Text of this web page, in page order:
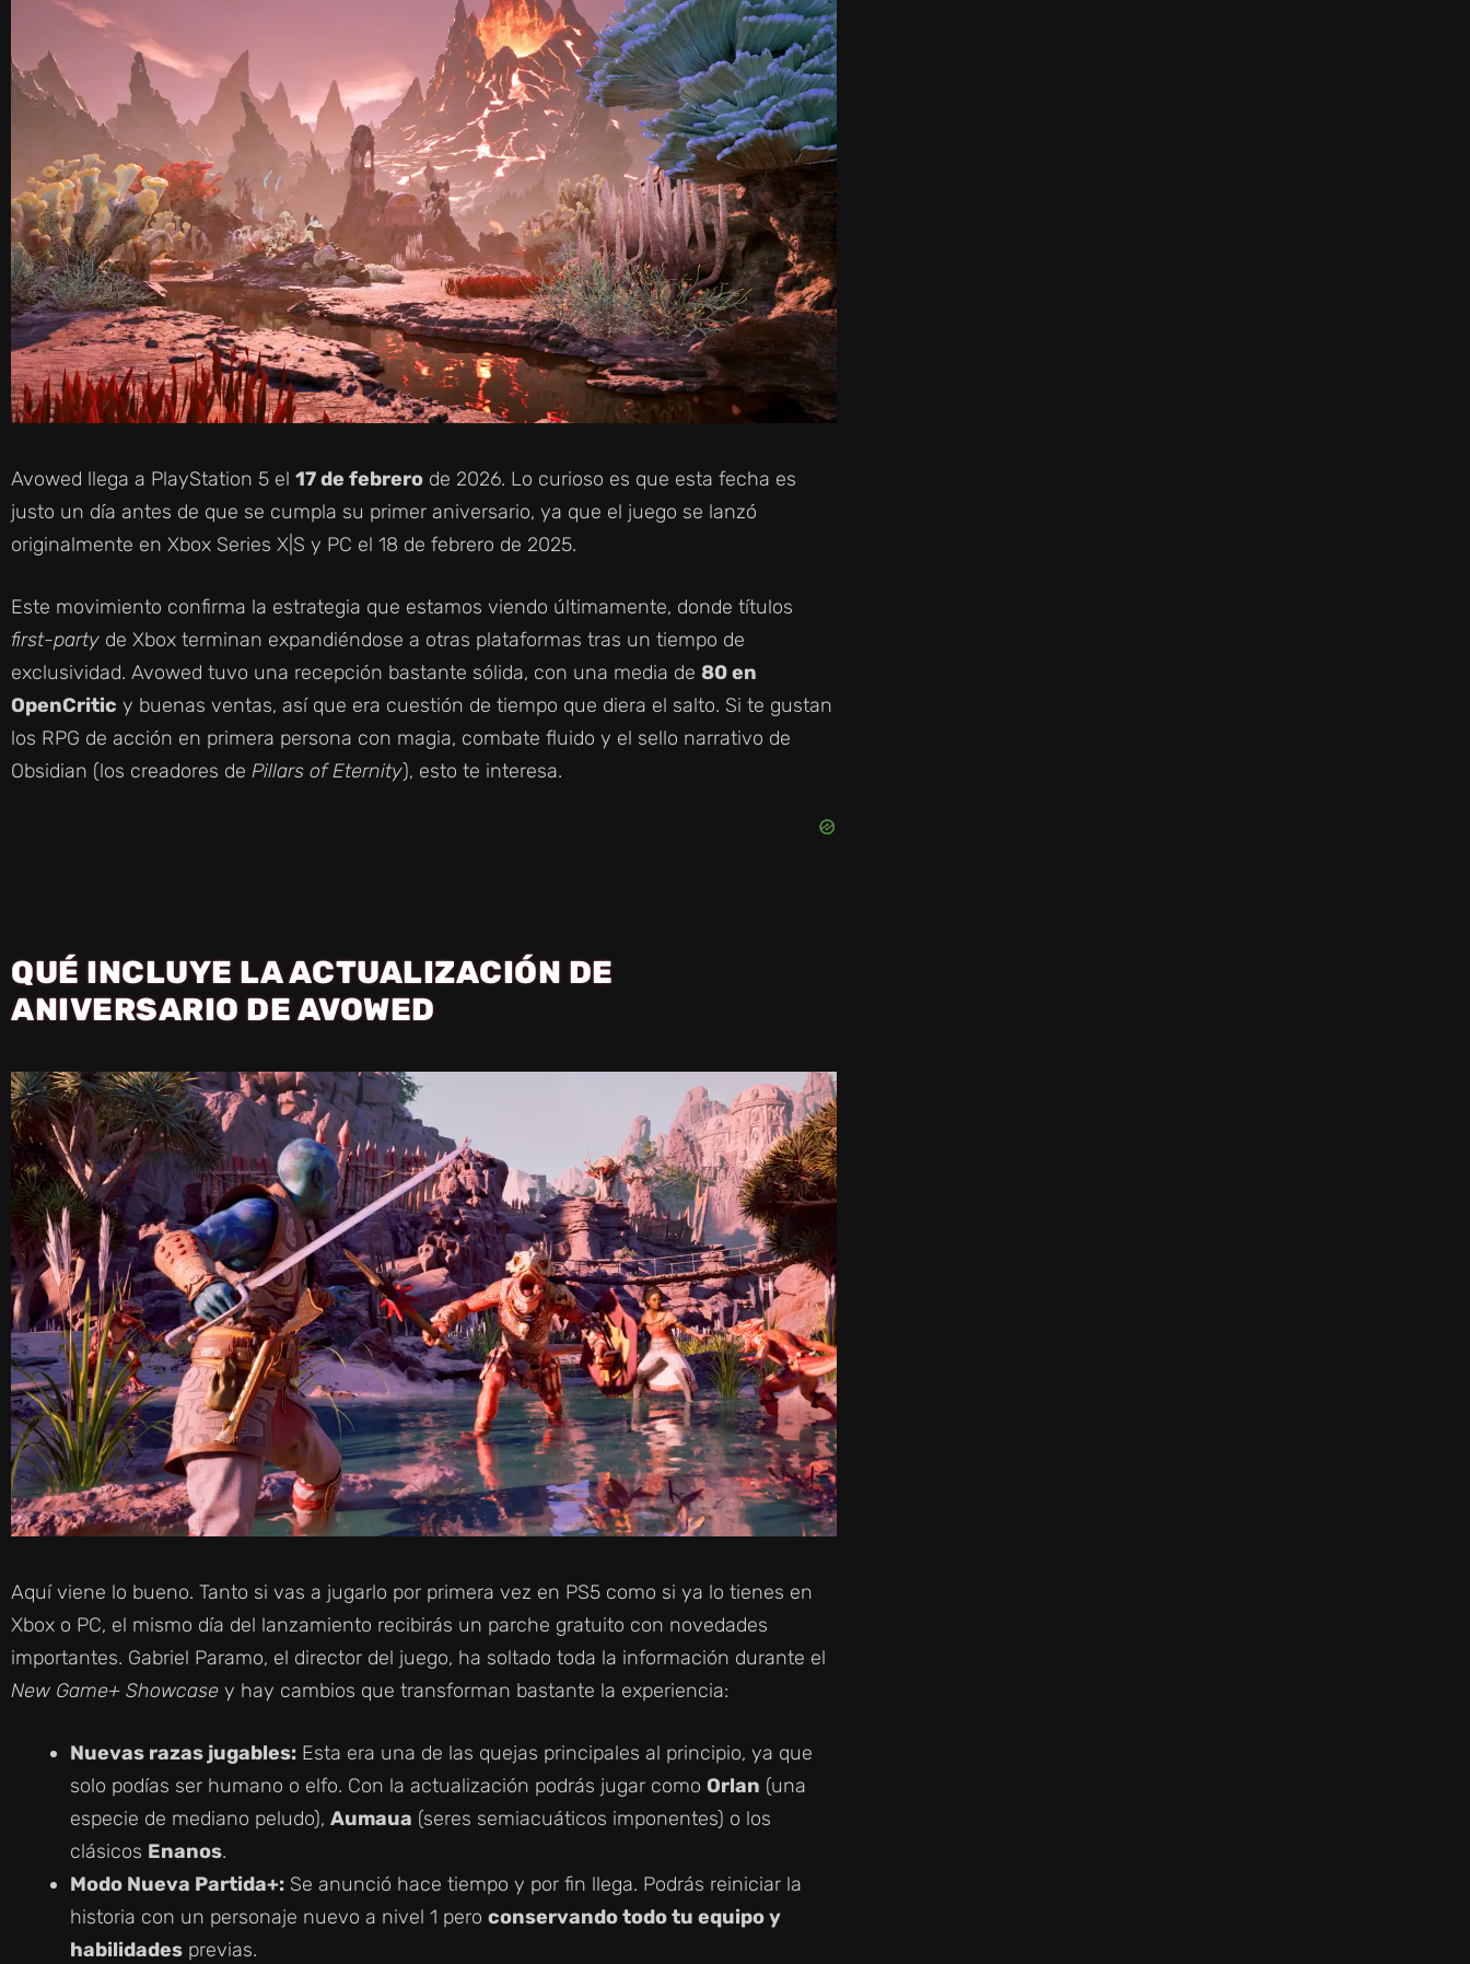
Avowed llega a PlayStation 5 el 17 de febrero de 2026. Lo curioso es que esta fecha es
justo un día antes de que se cumpla su primer aniversario, ya que el juego se lanzó
originalmente en Xbox Series X|S y PC el 18 de febrero de 2025.
Este movimiento confirma la estrategia que estamos viendo últimamente, donde títulos
first-party de Xbox terminan expandiéndose a otras plataformas tras un tiempo de
exclusividad. Avowed tuvo una recepción bastante sólida, con una media de 80 en
OpenCritic y buenas ventas, así que era cuestión de tiempo que diera el salto. Si te gustan
los RPG de acción en primera persona con magia, combate fluido y el sello narrativo de
Obsidian (los creadores de Pillars of Eternity), esto te interesa.
QUÉ INCLUYE LA ACTUALIZACIÓN DE
ANIVERSARIO DE AVOWED
Aquí viene lo bueno. Tanto si vas a jugarlo por primera vez en PS5 como si ya lo tienes en
Xbox o PC, el mismo día del lanzamiento recibirás un parche gratuito con novedades
importantes. Gabriel Paramo, el director del juego, ha soltado toda la información durante el
New Game+ Showcase y hay cambios que transforman bastante la experiencia:
Nuevas razas jugables: Esta era una de las quejas principales al principio, ya que
solo podías ser humano o elfo. Con la actualización podrás jugar como Orlan (una
especie de mediano peludo), Aumaua (seres semiacuáticos imponentes) o los
clásicos Enanos.
Modo Nueva Partida+: Se anunció hace tiempo y por fin llega. Podrás reiniciar la
historia con un personaje nuevo a nivel 1 pero conservando todo tu equipo y
habilidades previas.